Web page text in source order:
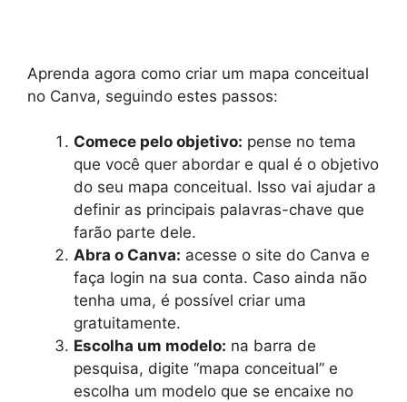
Aprenda agora como criar um mapa conceitual
no Canva, seguindo estes passos:
Comece pelo objetivo: pense no tema
que você quer abordar e qual é o objetivo
do seu mapa conceitual. Isso vai ajudar a
definir as principais palavras-chave que
farão parte dele.
Abra o Canva: acesse o site do Canva e
faça login na sua conta. Caso ainda não
tenha uma, é possível criar uma
gratuitamente.
Escolha um modelo: na barra de
pesquisa, digite “mapa conceitual” e
escolha um modelo que se encaixe no